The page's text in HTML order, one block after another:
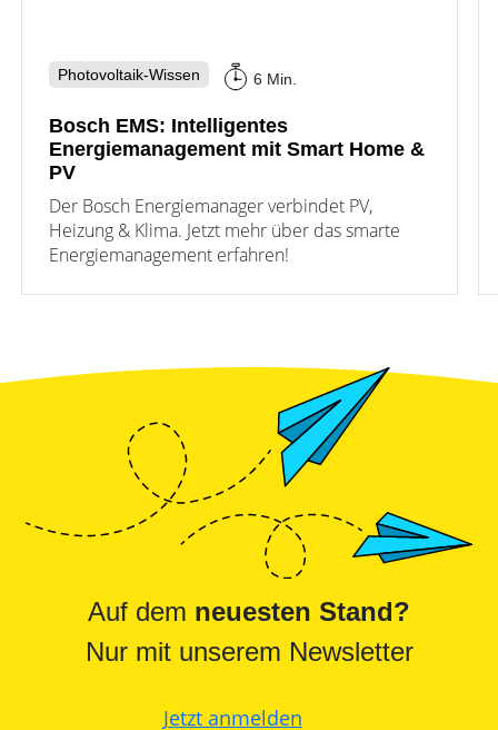
Photovoltaik-Wissen 6 Min.
Bosch EMS: Intelligentes
Energiemanagement mit Smart Home &
PV
Der Bosch Energiemanager verbindet PV,
Heizung & Klima. Jetzt mehr über das smarte
Energiemanagement erfahren!
Auf dem neuesten Stand?
Nur mit unserem Newsletter
Jetzt anmelden